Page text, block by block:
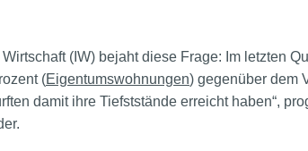
(IW) bejaht diese Frage: Im letzten
(Eigentumswohnungen) gegenüber dem
damit ihre Tiefststände erreicht haben“,